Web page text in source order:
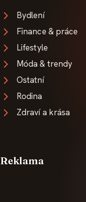
Bydlení
Finance & práce
Lifestyle
Móda & trendy
Ostatní
Rodina
Zdraví a krása
Reklama